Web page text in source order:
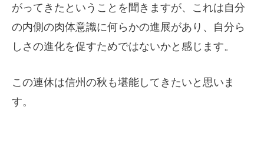
がってきたということを聞きますが、これは自分
の内側の肉体意識に何らかの進展があり、自分ら
しさの進化を促すためではないかと感じます。
この連休は信州の秋も堪能してきたいと思いま
す。